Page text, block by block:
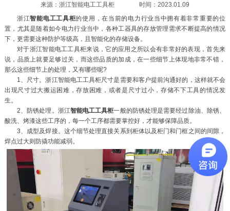
来源：浙江智能电工工具柜 时间：2023.01.09
浙江智能电工工具柜的使用，在当前的电力行业当中拥有着非常重要的位
置，尤其是随着如今电力行业当中，各种工器具的存放管理需求不断提高的情况
下，更需要这种防护等级高，且智能化的存储设备。
对于浙江智能电工工具柜来说，它的应用之所以会有非常好的表现，首先来
说，品质上就要足够过关，而这些品质的加成，在一些细节上体现地非常不错，
那么这些细节上的处理，又有哪些呢?
1、尺寸。浙江智能电工工具柜尺寸是需要和客户提前沟通好的，这样就不会
出现尺寸过大搬运困难，存放困难，或者是尺寸过小，存储不下工具的情况发
生。
2、防锈处理。浙江智能电工工具柜一般的防锈处理是需要经过除油、除锈、
酸洗、烤漆这些工序的，每一个工序都需要掌控好，才能够保障品质。
3、成型及焊接。这个细节处理直接关系到柜体以及柜门和门框之间的间隙，
焊点过大则防撬功能减弱。